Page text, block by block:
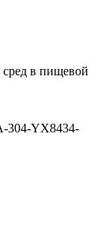
сред в пищевой
304-YX8434-